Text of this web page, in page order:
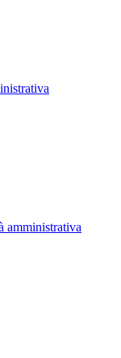
amministrativa